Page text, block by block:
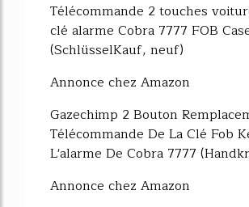
Télécommande 2 touches
clé alarme Cobra 7777 FOB
(SchlüsselKauf, neuf)
Annonce chez Amazon
Gazechimp 2 Bouton
Télécommande De La Clé Fob
L'alarme De Cobra 7777
Annonce chez Amazon